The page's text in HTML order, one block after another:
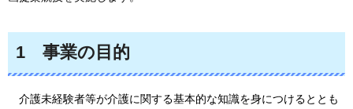
1 事業の目的
介護未経験者等が介護に関する基本的な知識を身につけるととも